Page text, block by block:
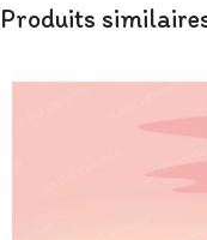
Produits